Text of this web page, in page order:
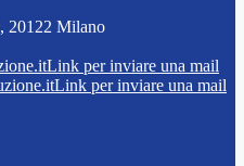
20122 Milano
Link per inviare una mail
Link per inviare una mail